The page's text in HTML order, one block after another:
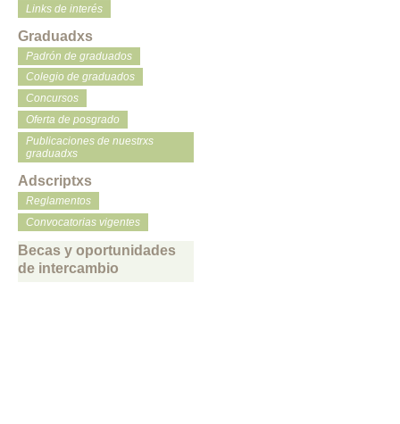
Links de interés
Graduadxs
Padrón de graduados
Colegio de graduados
Concursos
Oferta de posgrado
Publicaciones de nuestrxs
graduadxs
Adscriptxs
Reglamentos
Convocatorias vigentes
Becas y oportunidades
de intercambio